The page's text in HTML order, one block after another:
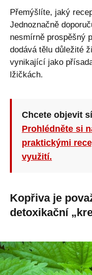
Přemýšlíte, jaký
Jednoznačně
nesmírně prospěšný
dodává tělu důležité
vynikající jako
lžičkách.
Chcete objevit
Prohlédněte si
praktickými
využití.
Kopřiva je
detoxikační